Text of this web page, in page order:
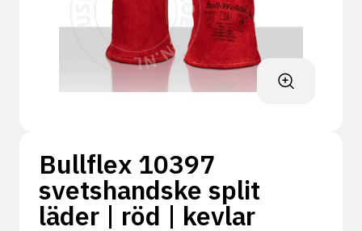
Bullflex 10397
svetshandske split
läder | röd | kevlar